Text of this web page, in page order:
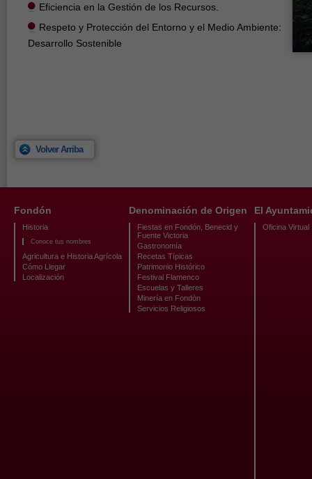
Eficiencia en la Gestión de los Recursos.
Respeto y Protección del Entorno y el Medio Ambiente:
Desarrollo Sostenible
Volver Arriba
Fondón
Historia
Conoce tus nombres
Agricultura e Historia Agrícola
Cómo Llegar
Localización
Denominación de Origen
Fiestas en Fondón, Benecid y
Fuente Victoria
Gastronomía
Recetas Típicas
Patrimonio Histórico
Festival Flamenco
Escuelas y Talleres
Minería en Fondón
Servicios Religiosos
El
Oficina Virtual